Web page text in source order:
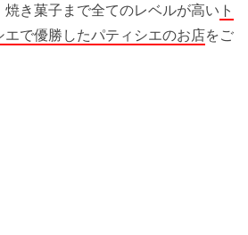
き菓子まで全てのレベルが高い ト
エで優勝したパティシエのお店をご